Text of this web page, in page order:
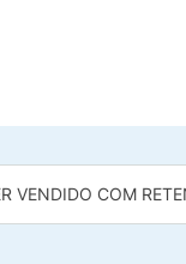
VENDIDO COM